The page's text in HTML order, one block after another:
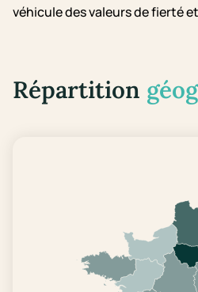
véhicule des valeurs de fierté
Répartition